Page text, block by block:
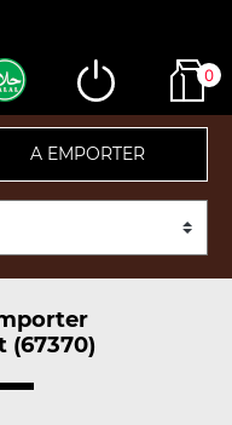
0
A EMPORTER
(67370)